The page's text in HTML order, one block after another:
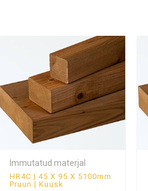
Immutatud materjal
HR4C | 45 X 95 X 5100mm
Pruun | Kuusk